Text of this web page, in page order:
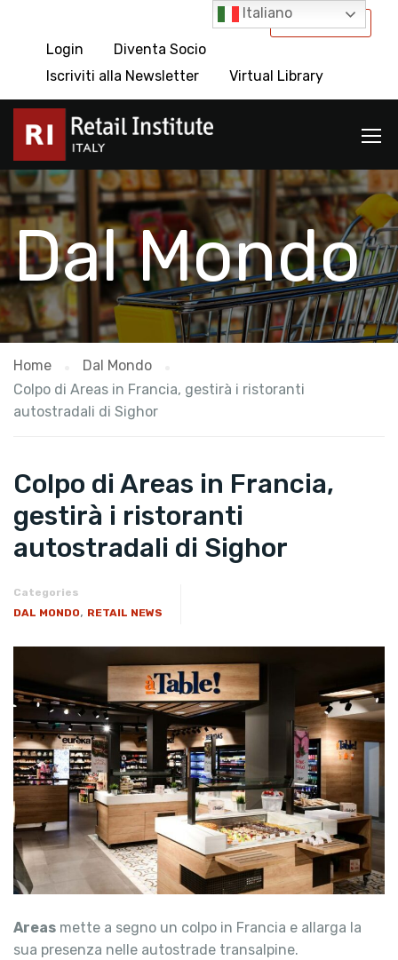
International
Login
Diventa Socio
Iscriviti alla Newsletter
Virtual Library
Dal Mondo
Home
Dal Mondo
Colpo di Areas in Francia, gestirà i ristoranti
autostradali di Sighor
Colpo di Areas in Francia,
gestirà i ristoranti
autostradali di Sighor
Categories
DAL MONDO, RETAIL NEWS
Areas mette a segno un colpo in Francia e allarga la
sua presenza nelle autostrade transalpine.
Italiano